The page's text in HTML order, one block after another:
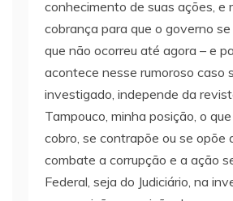
conhecimento de suas ações, e
cobrança para que o governo se
que não ocorreu até agora – e
acontece nesse rumoroso caso
investigado, independe da
Tampouco, minha posição, o
cobro, se contrapõe ou se opõe
combate a corrupção e a ação
Federal, seja do Judiciário, na